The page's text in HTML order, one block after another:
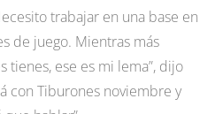
trabajar en una base en
de juego. Mientras más
tienes, ese es mi lema”, dijo
con Tiburones noviembre y